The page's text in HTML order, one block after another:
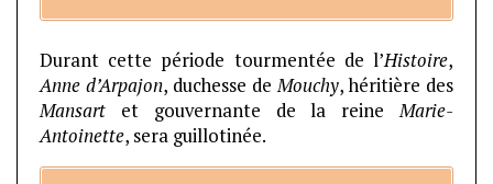
Durant cette période tourmentée de l’Histoire,
Anne d’Arpajon, duchesse deMouchy, héritière des
Mansart et gouvernante de la reineMarie-
Antoinette, sera guillotinée.